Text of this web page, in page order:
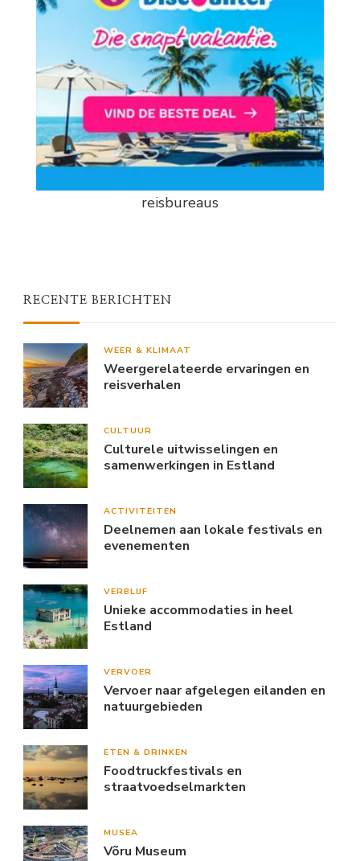
reisbureaus
RECENTE BERICHTEN
WEER & KLIMAAT
Weergerelateerde ervaringen en
reisverhalen
CULTUUR
Culturele uitwisselingen en
samenwerkingen in Estland
ACTIVITEITEN
Deelnemen aan lokale festivals en
evenementen
VERBLIJF
Unieke accommodaties in heel
Estland
VERVOER
Vervoer naar afgelegen eilanden en
natuurgebieden
ETEN & DRINKEN
Foodtruckfestivals en
straatvoedselmarkten
MUSEA
Võru Museum